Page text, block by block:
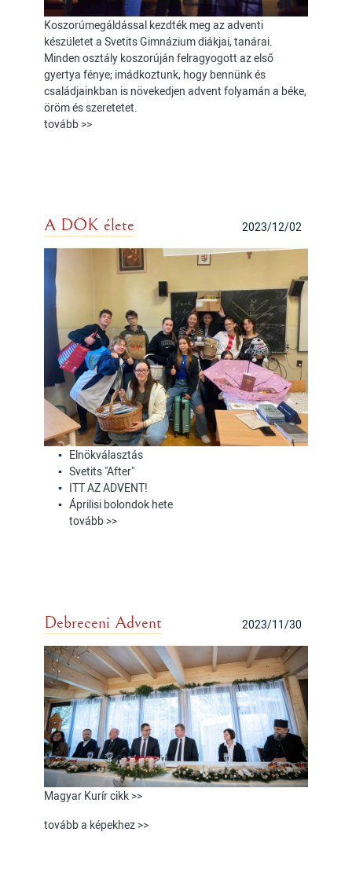
Koszorúmegáldással kezdték meg az adventi
készületet a Svetits Gimnázium diákjai, tanárai.
Minden osztály koszorúján felragyogott az első
gyertya fénye; imádkoztunk, hogy bennünk és
családjainkban is növekedjen advent folyamán a béke,
öröm és szeretetet.
tovább >>
2023/12/02
A DÖK élete
Elnökválasztás
Svetits "After"
ITT AZ ADVENT!
Áprilisi bolondok hete
tovább >>
2023/11/30
Debreceni Advent
Magyar Kurír cikk >>
tovább a képekhez >>